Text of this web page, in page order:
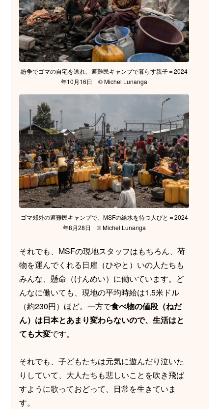
紛争でゴマの自宅を逃れ、避難民キャンプで暮らす親子＝2024
年10月16日 © Michel Lunanga
ゴマ郊外の避難民キャンプで、MSFの給水を待つ人びと＝2024
年8月28日 © Michel Lunanga
それでも、MSFの現地スタッフはもちろん、荷
物を運んでくれる日雇（ひやと）いの人たちも
みんな、懸命（けんめい）に働いています。ど
んなに働いても、現地の平均時給は1.5米ドル
（約230円）ほど。一方で食べ物の値段（ねだ
ん）は日本とあまり変わらないので、生活はと
ても大変です。
それでも、子どもたちは元気に遊んだり泣いた
りしていて、大人たちも悲しいことを吹き飛ば
すように歌っておどって、日常を生きていま
す。